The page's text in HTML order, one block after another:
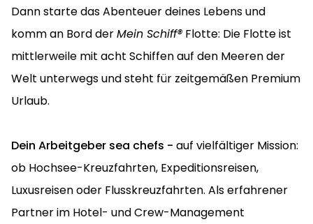
Dann starte das Abenteuer deines Lebens und
komm an Bord derMein Schiff® Flotte: Die Flotte ist
mittlerweile mit acht Schiffen auf den Meeren der
Welt unterwegs und steht für zeitgemäßen Premium
Urlaub.
Dein Arbeitgeber sea chefs - auf vielfältiger Mission:
ob Hochsee-Kreuzfahrten, Expeditionsreisen,
Luxusreisen oder Flusskreuzfahrten. Als erfahrener
Partner im Hotel- und Crew-Management